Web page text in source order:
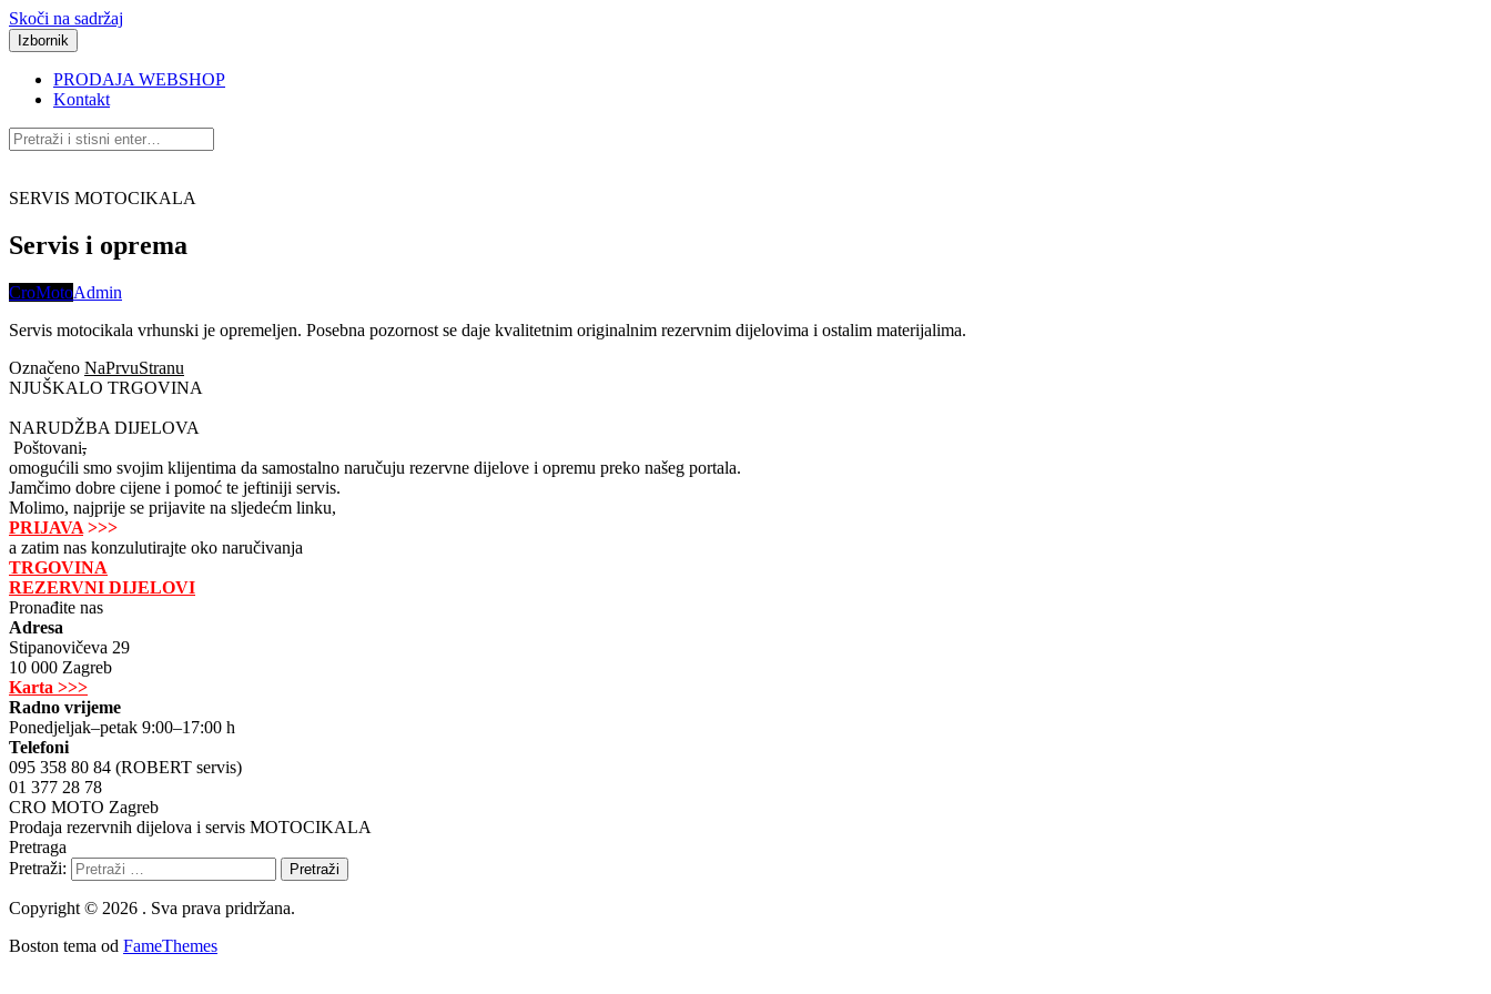
Skoči na sadržaj
Izbornik
PRODAJA WEBSHOP
Kontakt
SERVIS MOTOCIKALA
Servis i oprema
CroMotoAdmin
Servis motocikala vrhunski je opremeljen. Posebna pozornost se daje kvalitetnim originalnim rezervnim dijelovima i ostalim materijalima.
Označeno NaPrvuStranu
NJUŠKALO TRGOVINA
NARUDŽBA DIJELOVA
Poštovani,
omogućili smo svojim klijentima da samostalno naručuju rezervne dijelove i opremu preko našeg portala.
Jamčimo dobre cijene i pomoć te jeftiniji servis.
Molimo, najprije se prijavite na sljedećm linku,
PRIJAVA >>>
a zatim nas konzulutirajte oko naručivanja
TRGOVINA
REZERVNI DIJELOVI
Pronađite nas
Adresa
Stipanovičeva 29
10 000 Zagreb
Karta >>>
Radno vrijeme
Ponedjeljak–petak 9:00–17:00 h
Telefoni
095 358 80 84 (ROBERT servis)
01 377 28 78
CRO MOTO Zagreb
Prodaja rezervnih dijelova i servis MOTOCIKALA
Pretraga
Pretraži:
Copyright © 2026 . Sva prava pridržana.
Boston tema od FameThemes